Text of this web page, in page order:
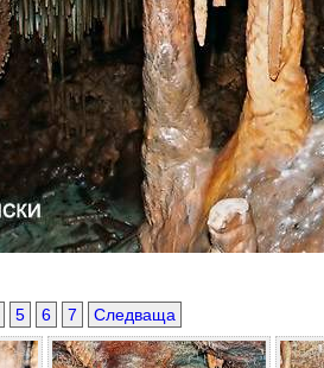
5 6 7 Следваща